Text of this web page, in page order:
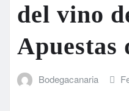
del vino
Apuestas
Bodegacanaria